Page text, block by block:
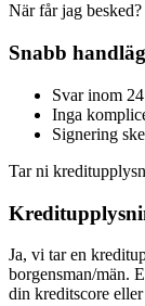
När får jag besked?
Snabb
Svar inom
Inga
Signering
Tar ni
Ja, vi tar en
borgensman/män.
din kreditscore